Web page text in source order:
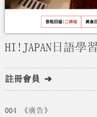
HI!JAPAN日語學
註冊會員 ➔
004 《廣告》